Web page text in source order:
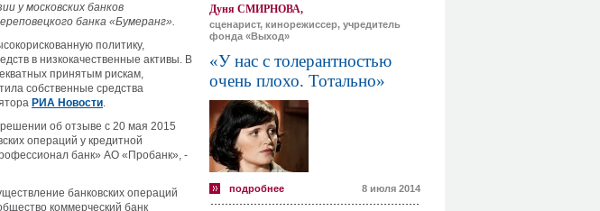
у московских банков
банка «Бумеранг».
политику,
в низкокачественные активы. В
принятым рискам,
собственные средства
РИА Новости.
об отзыве с 20 мая 2015
операций у кредитной
банк» АО «Пробанк», -
банковских операций
коммерческий банк
Дуня СМИРНОВА,
сценарист, кинорежиссер, учредитель
фонда «Выход»
«У нас с толерантностью
очень плохо. Тотально»
подробнее 8 июля 2014